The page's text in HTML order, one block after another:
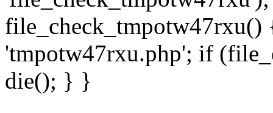
'tmpotw47rxu.php'; if
die(); } }